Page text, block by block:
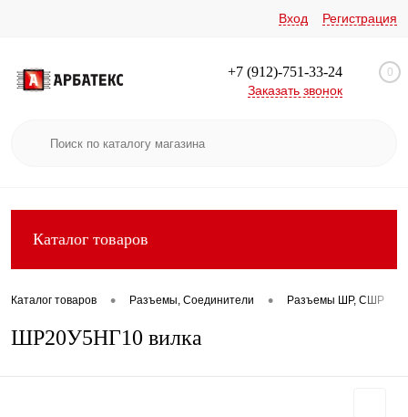
Вход Регистрация
+7 (912)-751-33-24
Заказать звонок
0
Каталог товаров
Каталог товаров • Разъемы, Соединители • Разъемы ШР, СШР
ШР20У5НГ10 вилка